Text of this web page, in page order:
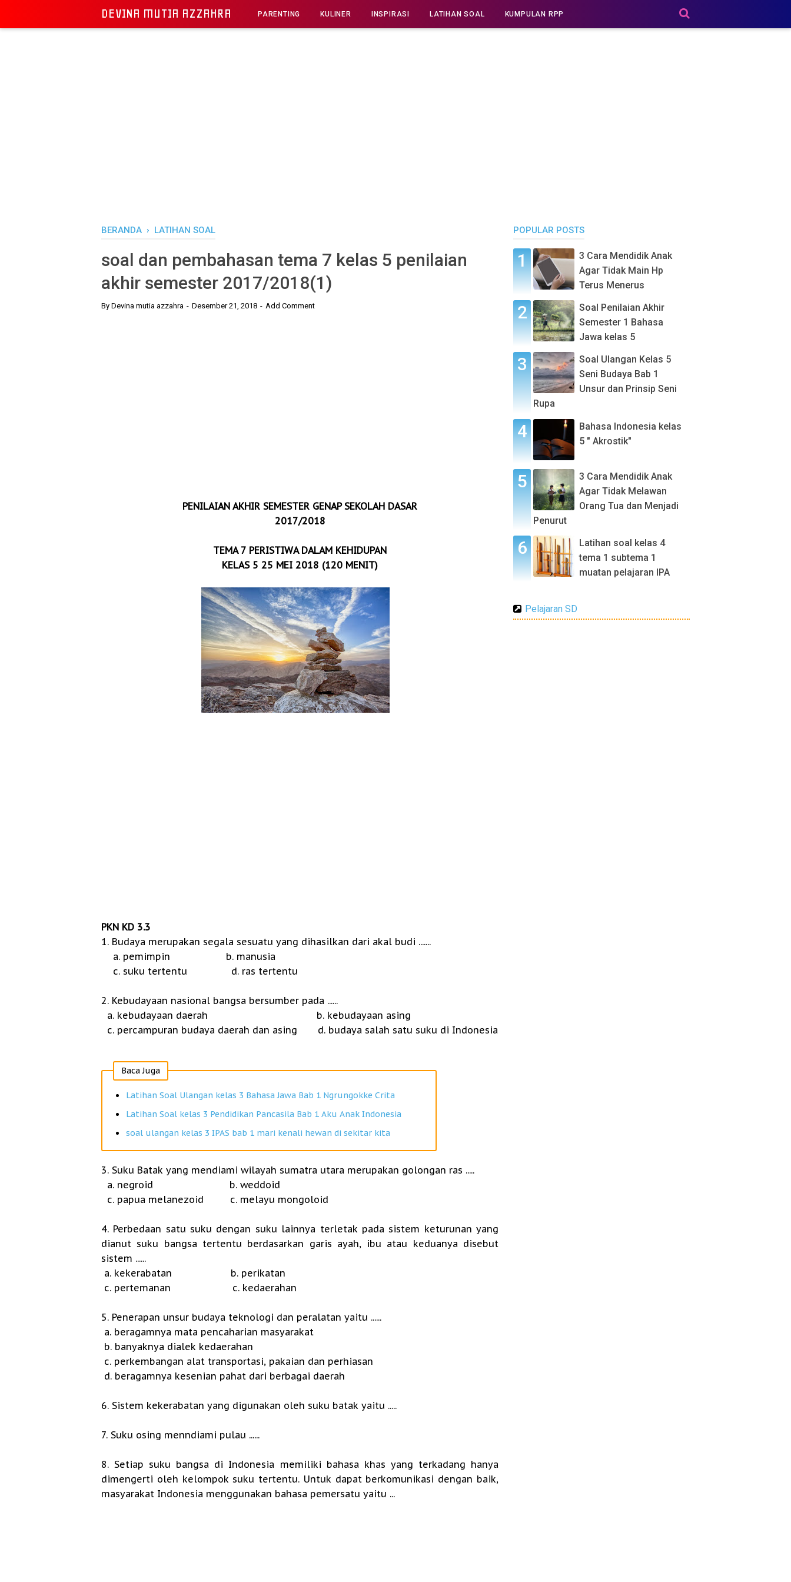
DEVINA MUTIA AZZAHRA PARENTING KULINER INSPIRASI LATIHAN SOAL KUMPULAN RPP
BERANDA › LATIHAN SOAL
soal dan pembahasan tema 7 kelas 5 penilaian
akhir semester 2017/2018(1)
By Devina mutia azzahra Desember 21, 2018 Add Comment
PENILAIAN AKHIR SEMESTER GENAP SEKOLAH DASAR
2017/2018
TEMA 7 PERISTIWA DALAM KEHIDUPAN
KELAS 5 25 MEI 2018 (120 MENIT)
PKN KD 3.3
1. Budaya merupakan segala sesuatu yang dihasilkan dari akal budi .......
a. pemimpin b. manusia
c. suku tertentu d. ras tertentu
2. Kebudayaan nasional bangsa bersumber pada ......
a. kebudayaan daerah b. kebudayaan asing
c. percampuran budaya daerah dan asing d. budaya salah satu suku di Indonesia
Baca Juga
Latihan Soal Ulangan kelas 3 Bahasa Jawa Bab 1 Ngrungokke Crita
Latihan Soal kelas 3 Pendidikan Pancasila Bab 1 Aku Anak Indonesia
soal ulangan kelas 3 IPAS bab 1 mari kenali hewan di sekitar kita
3. Suku Batak yang mendiami wilayah sumatra utara merupakan golongan ras .....
a. negroid b. weddoid
c. papua melanezoid c. melayu mongoloid
4. Perbedaan satu suku dengan suku lainnya terletak pada sistem keturunan yang
dianut suku bangsa tertentu berdasarkan garis ayah, ibu atau keduanya disebut
sistem ......
a. kekerabatan b. perikatan
c. pertemanan c. kedaerahan
5. Penerapan unsur budaya teknologi dan peralatan yaitu ......
a. beragamnya mata pencaharian masyarakat
b. banyaknya dialek kedaerahan
c. perkembangan alat transportasi, pakaian dan perhiasan
d. beragamnya kesenian pahat dari berbagai daerah
6. Sistem kekerabatan yang digunakan oleh suku batak yaitu .....
7. Suku osing menndiami pulau ......
8. Setiap suku bangsa di Indonesia memiliki bahasa khas yang terkadang hanya
dimengerti oleh kelompok suku tertentu. Untuk dapat berkomunikasi dengan baik,
masyarakat Indonesia menggunakan bahasa pemersatu yaitu ...
POPULAR POSTS
3 Cara Mendidik Anak
Agar Tidak Main Hp
Terus Menerus
Soal Penilaian Akhir
Semester 1 Bahasa
Jawa kelas 5
Soal Ulangan Kelas 5
Seni Budaya Bab 1
Unsur dan Prinsip Seni
Rupa
Bahasa Indonesia kelas
5 " Akrostik"
3 Cara Mendidik Anak
Agar Tidak Melawan
Orang Tua dan Menjadi
Penurut
Latihan soal kelas 4
tema 1 subtema 1
muatan pelajaran IPA
Pelajaran SD